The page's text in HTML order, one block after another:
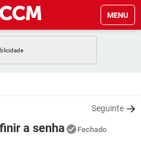
MENU
GMAIL
WHATSAPP
Seguinte
a senha Fechado